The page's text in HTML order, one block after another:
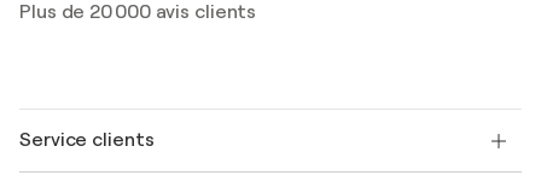
Plus de 20 000 avis clients
Service clients